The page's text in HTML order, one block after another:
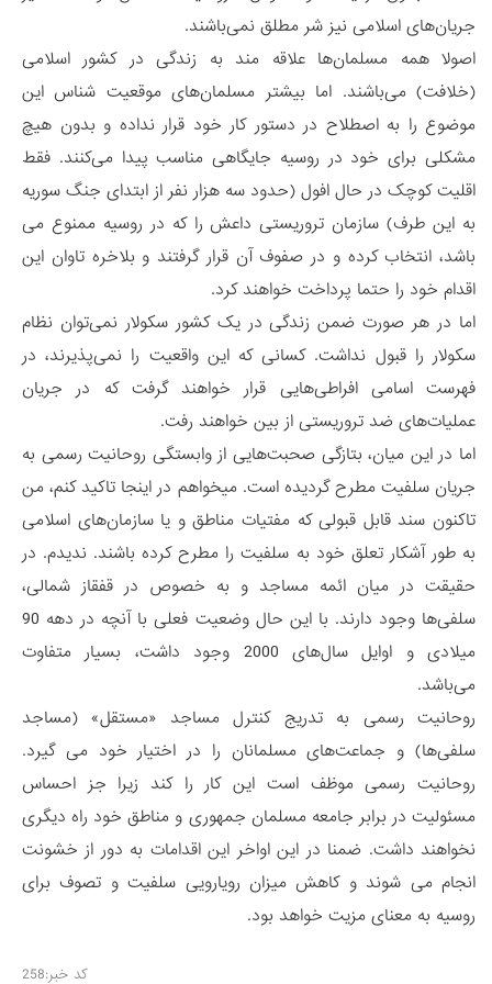
جریان‌های اسلامی نیز شر مطلق نمی‌باشند.
اصولا همه مسلمان‌ها علاقه مند به زندگی در کشور اسلامی
(خلافت) می‌باشند. اما بیشتر مسلمان‌های موقعیت شناس این
موضوع را به اصطلاح در دستور کار خود قرار نداده و بدون هیچ
مشکلی برای خود در روسیه جایگاهی مناسب پیدا می‌کنند. فقط
اقلیت کوچک در حال افول (حدود سه هزار نفر از ابتدای جنگ سوریه
به این طرف) سازمان تروریستی داعش را که در روسیه ممنوع می
باشد، انتخاب کرده و در صفوف آن قرار گرفتند و بلاخره تاوان این
اقدام خود را حتما پرداخت خواهند کرد.
اما در هر صورت ضمن زندگی در یک کشور سکولار نمی‌توان نظام
سکولار را قبول نداشت. کسانی که این واقعیت را نمی‌پذیرند، در
فهرست اسامی افراطی‌هایی قرار خواهند گرفت که در جریان
عملیات‌های ضد تروریستی از بین خواهند رفت.
اما در این میان، بتازگی صحبت‌هایی از وابستگی روحانیت رسمی به
جریان سلفیت مطرح گردیده است. میخواهم در اینجا تاکید کنم، من
تاکنون سند قابل قبولی که مفتیات مناطق و یا سازمان‌های اسلامی
به طور آشکار تعلق خود به سلفیت را مطرح کرده باشند. ندیدم. در
حقیقت در میان ائمه مساجد و به خصوص در قفقاز شمالی،
سلفی‌ها وجود دارند. با این حال وضعیت فعلی با آنچه در دهه 90
میلادی و اوایل سال‌های 2000 وجود داشت، بسیار متفاوت
می‌باشد.
روحانیت رسمی به تدریج کنترل مساجد «مستقل» (مساجد
سلفی‌ها) و جماعت‌های مسلمانان را در اختیار خود می گیرد.
روحانیت رسمی موظف است این کار را کند زیرا جز احساس
مسئولیت در برابر جامعه مسلمان جمهوری و مناطق خود راه دیگری
نخواهند داشت. ضمنا در این اواخر این اقدامات به دور از خشونت
انجام می شوند و کاهش میزان رویارویی سلفیت و تصوف برای
روسیه به معنای مزیت خواهد بود.
کد خبر:258